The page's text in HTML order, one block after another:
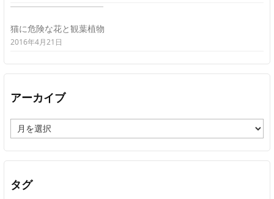
猫に危険な花と観葉植物
2016年4月21日
アーカイブ
ー
カ
イ
タグ